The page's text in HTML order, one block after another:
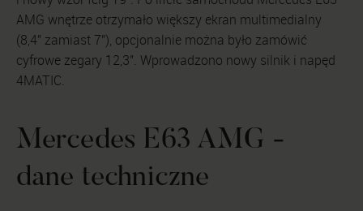
AMG wnętrze otrzymało większy ekran multimedialny
(8,4" zamiast 7"), opcjonalnie można było zamówić
cyfrowe zegary 12,3". Wprowadzono nowy silnik i napęd
4MATIC.
Mercedes E63 AMG -
dane techniczne